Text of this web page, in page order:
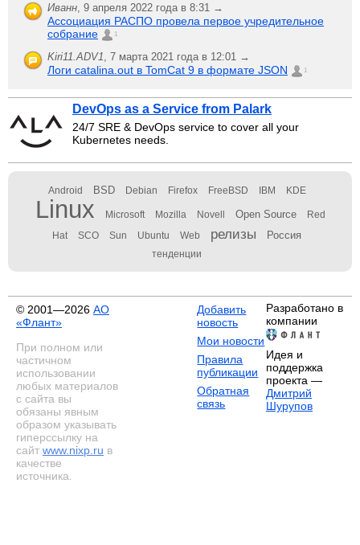
Иванн 9 апреля 2022 года в 8:31 →
Ассоциация РАСПО провела первое учредительное
собрание
1
Kiri11.ADV1 7 марта 2021 года в 12:01 →
Логи catalina.out в TomCat 9 в формате JSON 1
DevOps as a Service from Palark
24/7 SRE & DevOps service to cover all your
Kubernetes needs.
Android BSD Debian Firefox FreeBSD IBM KDE
Linux Microsoft Mozilla Novell Open Source Red
Hat SCO Sun Ubuntu Web релизы Россия
тенденции
© 2001—2026 АО
«Флант»
При полном или
частичном
использовании
любых материалов
с сайта вы
обязаны явным
образом указывать
гиперссылку на
сайт www.nixp.ru в
качестве
источника.
Добавить
новость
Мои новости
Правила
публикации
Обратная
связь
Разработано в
компании
Идея и
поддержка
проекта —
Дмитрий
Шурупов